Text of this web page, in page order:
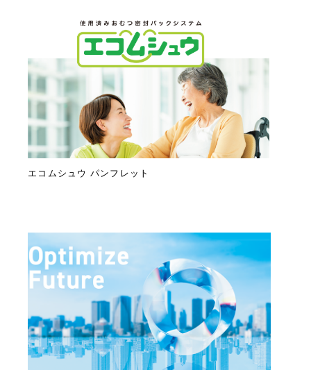
エコムシュウ パンフレット